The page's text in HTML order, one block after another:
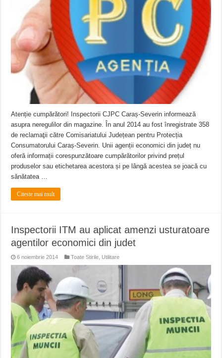
Atenție cumpărători! Inspectorii CJPC Caraș-Severin informează
asupra neregulilor din magazine. În anul 2014 au fost înregistrate 358
de reclamaţii către Comisariatului Județean pentru Protecția
Consumatorului Caraș-Severin. Unii agenții economici din județ nu
oferă informații corespunzătoare cumpărătorilor privind prețul
produselor sau etichetarea acestora și pe lângă acestea se joacă cu
sănătatea …
Citeste mai mult
Inspectorii ITM au aplicat amenzi usturatoare
agentilor economici din judet
6 noiembrie 2014 Toate Stirile Utilitare